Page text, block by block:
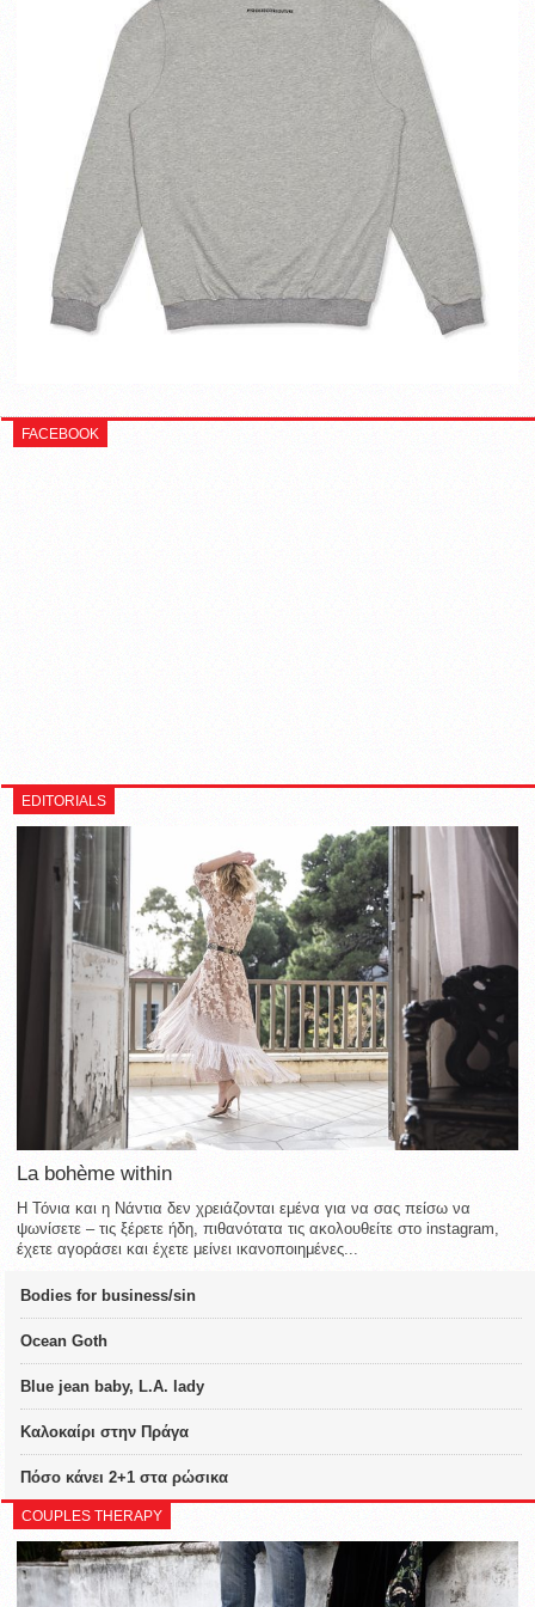
FACEBOOK
EDITORIALS
La bohème within
Η Τόνια και η Νάντια δεν χρειάζονται εμένα για να σας πείσω να
ψωνίσετε – τις ξέρετε ήδη, πιθανότατα τις ακολουθείτε στο instagram,
έχετε αγοράσει και έχετε μείνει ικανοποιημένες...
Bodies for business/sin
Ocean Goth
Blue jean baby, L.A. lady
Καλοκαίρι στην Πράγα
Πόσο κάνει 2+1 στα ρώσικα
COUPLES THERAPY